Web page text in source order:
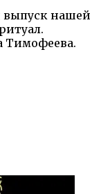
выпуск нашей
Тимофеева.